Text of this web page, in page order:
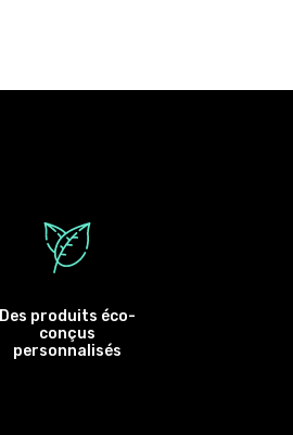
Des produits éco-
conçus
personnalisés